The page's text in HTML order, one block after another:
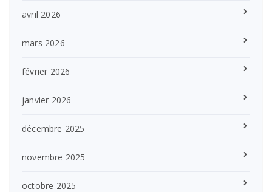
avril 2026
mars 2026
février 2026
janvier 2026
décembre 2025
novembre 2025
octobre 2025